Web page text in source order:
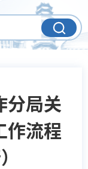
分局关
作流程